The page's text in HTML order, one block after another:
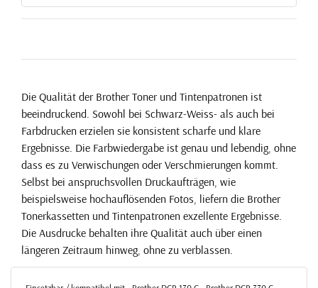
Die Qualität der Brother Toner und Tintenpatronen ist
beeindruckend. Sowohl bei Schwarz-Weiss- als auch bei
Farbdrucken erzielen sie konsistent scharfe und klare
Ergebnisse. Die Farbwiedergabe ist genau und lebendig, ohne
dass es zu Verwischungen oder Verschmierungen kommt.
Selbst bei anspruchsvollen Druckaufträgen, wie
beispielsweise hochauflösenden Fotos, liefern die Brother
Tonerkassetten und Tintenpatronen exzellente Ergebnisse.
Die Ausdrucke behalten ihre Qualität auch über einen
längeren Zeitraum hinweg, ohne zu verblassen.